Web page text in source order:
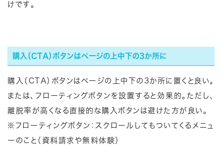
けです。
購入（CTA）ボタンはページの上中下の3か所に
購入（CTA）ボタンはページの上中下の3か所に置くと良い。
または、フローティングボタンを設置すると効果的。ただし、
離脱率が高くなる直接的な購入ボタンは避けた方が良い。
※フローティングボタン：スクロールしてもついてくるメニュ
ーのこと（資料請求や無料体験）